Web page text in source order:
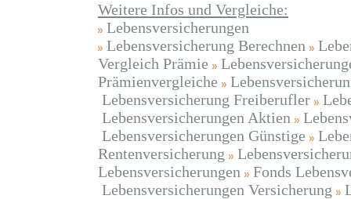
Weitere Infos und Vergleiche:
Lebensversicherungen
Lebensversicherung Berechnen
Vergleich Prämie
Prämienvergleiche
Lebensversicherung Freiberufler
Lebensversicherungen Aktien
Lebensversicherungen Günstige
Rentenversicherung
Lebensversicherungen
Fonds
Lebensversicherungen Versicherung